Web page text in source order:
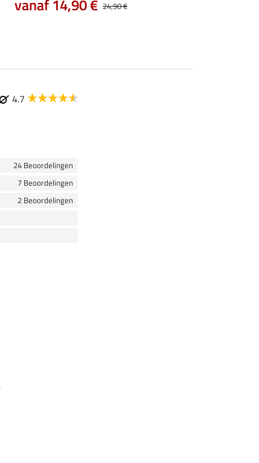
24,90 €
vanaf 14,90 €
4.7
24 Beoordelingen
7 Beoordelingen
2 Beoordelingen